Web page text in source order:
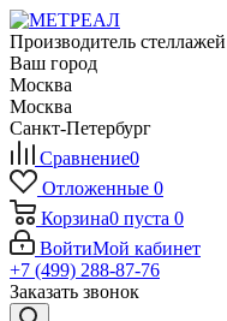
Производитель
Ваш город
Москва
Москва
Санкт-Петербург
Сравнение0
Отложенные 0
Корзина0 пуста 0
ВойтиМой кабинет
+7 (499) 288-87-76
Заказать звонок